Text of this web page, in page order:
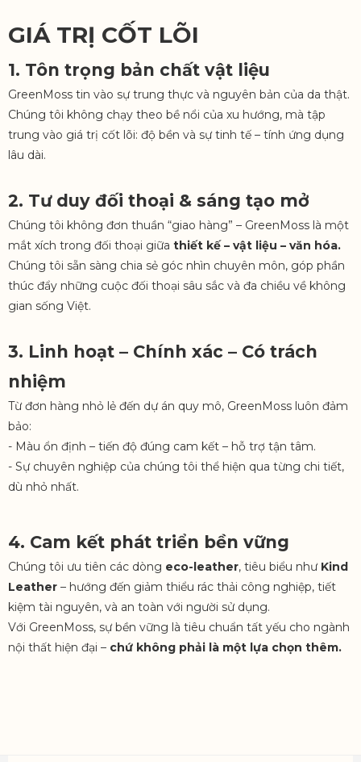
GIÁ TRỊ CỐT LÕI
1. Tôn trọng bản chất vật liệu
GreenMoss tin vào sự trung thực và nguyên bản của da thật.
Chúng tôi không chạy theo bề nổi của xu hướng, mà tập
trung vào giá trị cốt lõi: độ bền và sự tinh tế – tính ứng dụng
lâu dài.
2. Tư duy đối thoại & sáng tạo mở
Chúng tôi không đơn thuần “giao hàng” – GreenMoss là một
mắt xích trong đối thoại giữa thiết kế – vật liệu – văn hóa.
Chúng tôi sẵn sàng chia sẻ góc nhìn chuyên môn, góp phần
thúc đẩy những cuộc đối thoại sâu sắc và đa chiều về không
gian sống Việt.
3. Linh hoạt – Chính xác – Có trách
nhiệm
Từ đơn hàng nhỏ lẻ đến dự án quy mô, GreenMoss luôn đảm
bảo:
- Màu ổn định – tiến độ đúng cam kết – hỗ trợ tận tâm.
- Sự chuyên nghiệp của chúng tôi thể hiện qua từng chi tiết,
dù nhỏ nhất.
4. Cam kết phát triển bền vững
Chúng tôi ưu tiên các dòng eco-leather, tiêu biểu như Kind
Leather – hướng đến giảm thiểu rác thải công nghiệp, tiết
kiệm tài nguyên, và an toàn với người sử dụng.
Với GreenMoss, sự bền vững là tiêu chuẩn tất yếu cho ngành
nội thất hiện đại – chứ không phải là một lựa chọn thêm.